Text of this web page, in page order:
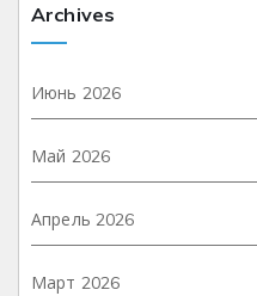
Archives
Июнь 2026
Май 2026
Апрель 2026
Март 2026